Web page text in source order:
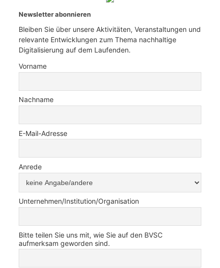
Newsletter abonnieren
Bleiben Sie über unsere Aktivitäten, Veranstaltungen und
relevante Entwicklungen zum Thema nachhaltige
Digitalisierung auf dem Laufenden.
Vorname
Nachname
E-Mail-Adresse
Anrede
Unternehmen/Institution/Organisation
Bitte teilen Sie uns mit, wie Sie auf den BVSC
aufmerksam geworden sind.